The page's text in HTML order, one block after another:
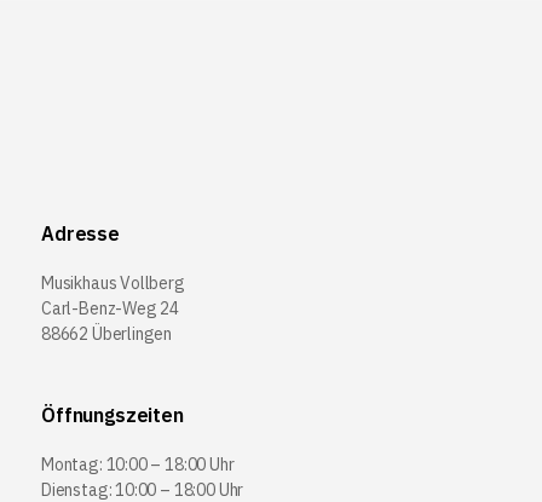
Adresse
Musikhaus Vollberg
Carl-Benz-Weg 24
88662 Überlingen
Öffnungszeiten
Montag: 10:00 – 18:00 Uhr
Dienstag: 10:00 – 18:00 Uhr